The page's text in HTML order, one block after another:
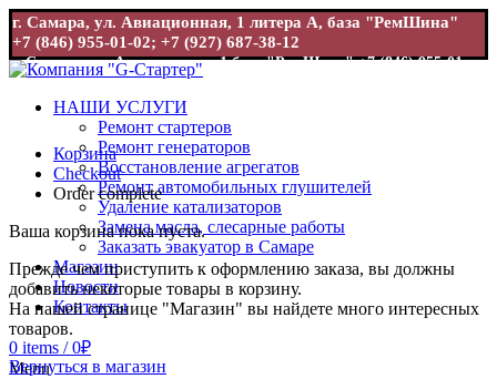
г. Самара, ул. Авиационная, 1 литера А, база "РемШина"
+7 (846) 955-01-02; +7 (927) 687-38-12
г. Самара, ул. Авиационная, 1 база "РемШина" +7 (846) 955-01-
02; +7 (927) 687-38-12
НАШИ УСЛУГИ
Ремонт стартеров
Ремонт генераторов
Восстановление агрегатов
Ремонт автомобильных глушителей
Удаление катализаторов
Замена масла, слесарные работы
Заказать эвакуатор в Самаре
Магазин
Новости
Контакты
0 items / 0₽
Menu
Корзина
Checkout
Order complete
Ваша корзина пока пуста.
Прежде чем приступить к оформлению заказа, вы должны
добавить некоторые товары в корзину.
На нашей странице "Магазин" вы найдете много интересных
товаров.
Вернуться в магазин